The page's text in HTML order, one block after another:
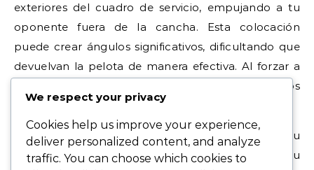
exteriores del cuadro de servicio, empujando a tu
oponente fuera de la cancha. Esta colocación
puede crear ángulos significativos, dificultando que
devuelvan la pelota de manera efectiva. Al forzar a
tu oponente a estirarse, puedes explotar los huecos
en su posicionamiento.
Usar un saque slice amplio puede mejorar tu
estrategia de partido al abrir la cancha para tu
We respect your privacy
Cookies help us improve your experience,
deliver personalized content, and analyze
traffic. You can choose which cookies to